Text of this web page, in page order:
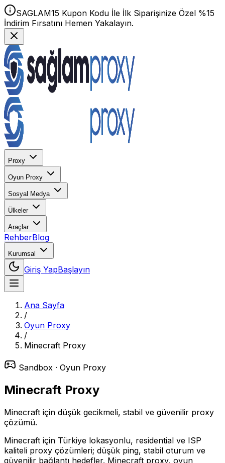
SAGLAM15 Kupon Kodu İle İlk Siparişinize Özel %15
İndirim Fırsatını Hemen Yakalayın.
Proxy
Oyun Proxy
Sosyal Medya
Ülkeler
Araçlar
RehberBlog
Kurumsal
Giriş YapBaşlayın
Ana Sayfa
/
Oyun Proxy
/
Minecraft Proxy
Sandbox · Oyun Proxy
Minecraft Proxy
Minecraft için düşük gecikmeli, stabil ve güvenilir proxy
çözümü.
Minecraft için Türkiye lokasyonlu, residential ve ISP
kaliteli proxy çözümleri; düşük ping, stabil oturum ve
güvenilir bağlantı hedefler. Minecraft proxy, oyun